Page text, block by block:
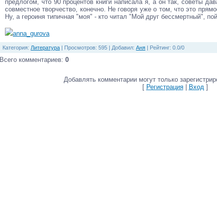
предлогом, что 90 процентов книги написала я, а он так, советы
совместное творчество, конечно. Не говоря уже о том, что это
Ну, а героиня типичная "моя" - кто читал "Мой друг бессмертный",
anna_gurova
Категория: Литература Просмотров: 595 | Добавил: Аня Рейтинг: 0.0/0
Всего комментариев: 0
Добавлять комментарии могут только
[ Регистрация| Вход]